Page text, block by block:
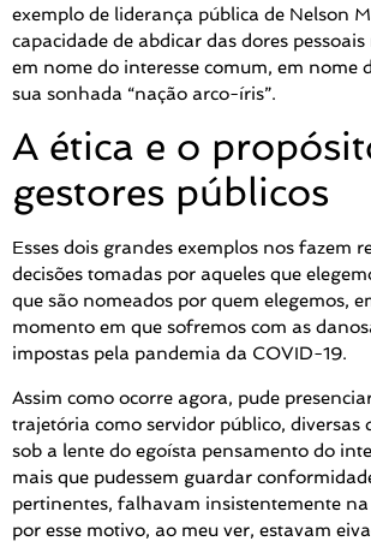
exemplo de liderança pública de Nelson
capacidade de abdicar das dores
em nome do interesse comum, em nome
sua sonhada “nação arco-íris”.
A ética e o
gestores públicos
Esses dois grandes exemplos nos fazem
decisões tomadas por aqueles que
que são nomeados por quem elegemos,
momento em que sofremos com as
impostas pela pandemia da COVID-19.
Assim como ocorre agora, pude
trajetória como servidor público, diversas
sob a lente do egoísta pensamento do
mais que pudessem guardar
pertinentes, falhavam insistentemente
por esse motivo, ao meu ver, estavam